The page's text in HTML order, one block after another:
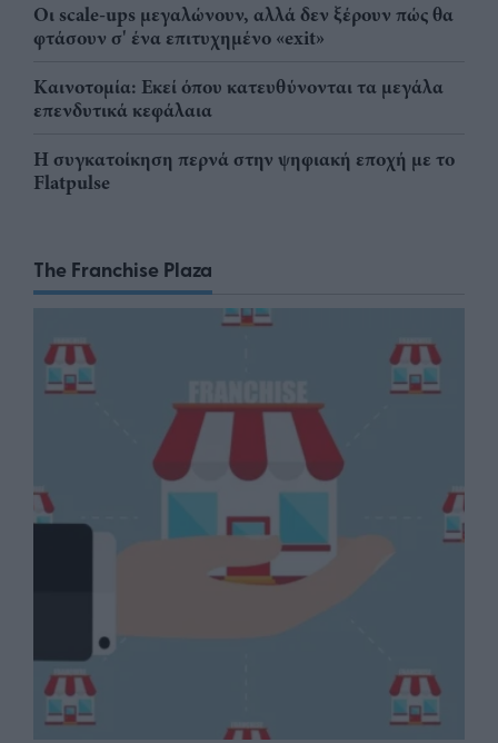
Οι scale-ups μεγαλώνουν, αλλά δεν ξέρουν πώς θα
φτάσουν σ' ένα επιτυχημένο «exit»
Καινοτομία: Εκεί όπου κατευθύνονται τα μεγάλα
επενδυτικά κεφάλαια
Η συγκατοίκηση περνά στην ψηφιακή εποχή με το
Flatpulse
The Franchise Plaza